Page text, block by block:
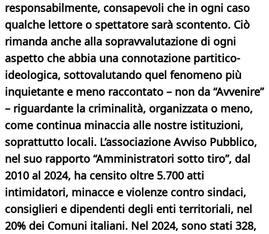
responsabilmente, consapevoli che in ogni caso
qualche lettore o spettatore sarà scontento. Ciò
rimanda anche alla sopravvalutazione di ogni
aspetto che abbia una connotazione partitico-
ideologica, sottovalutando quel fenomeno più
inquietante e meno raccontato – non da “Avvenire”
– riguardante la criminalità, organizzata o meno,
come continua minaccia alle nostre istituzioni,
soprattutto locali. L’associazione Avviso Pubblico,
nel suo rapporto “Amministratori sotto tiro”, dal
2010 al 2024, ha censito oltre 5.700 atti
intimidatori, minacce e violenze contro sindaci,
consiglieri e dipendenti degli enti territoriali, nel
20% dei Comuni italiani. Nel 2024, sono stati 328,